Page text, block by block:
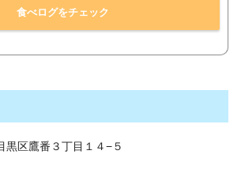
食べログをチェック
黒区鷹番３丁目１４−５